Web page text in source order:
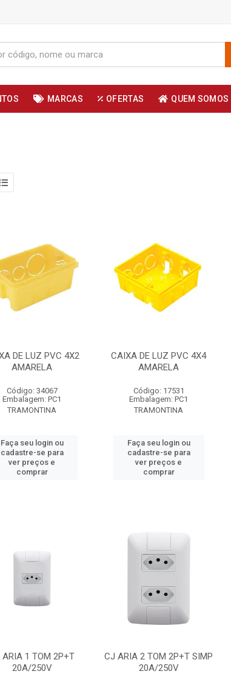
MARCAS OFERTAS QUEM SOMOS
DE LUZ PVC 4X2
AMARELA
Código: 34067
Embalagem: PC1
TRAMONTINA
Faça seu login ou
cadastre-se para
ver preços e
comprar
CAIXA DE LUZ PVC 4X4
AMARELA
Código: 17531
Embalagem: PC1
TRAMONTINA
Faça seu login ou
cadastre-se para
ver preços e
comprar
ARIA 1 TOM 2P+T
20A/250V
CJ ARIA 2 TOM 2P+T SIMP
20A/250V